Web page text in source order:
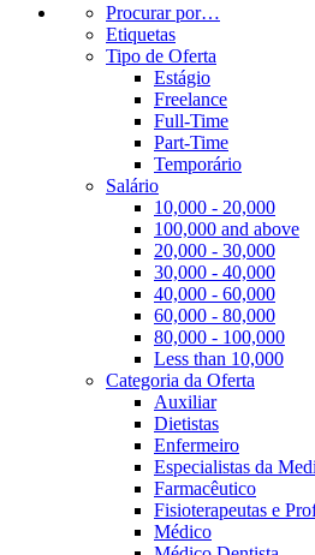
Procurar por…
Etiquetas
Tipo de Oferta
Estágio
Freelance
Full-Time
Part-Time
Temporário
Salário
10,000 - 20,000
100,000 and above
20,000 - 30,000
30,000 - 40,000
40,000 - 60,000
60,000 - 80,000
80,000 - 100,000
Less than 10,000
Categoria da Oferta
Auxiliar
Dietistas
Enfermeiro
Especialistas da
Farmacêutico
Fisioterapeutas e
Médico